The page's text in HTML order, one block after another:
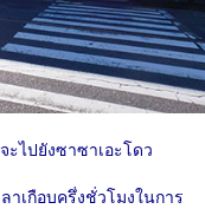
ะไปยังซาซาเอะโดว
าเกือบครึ่งชั่วโมงในการ